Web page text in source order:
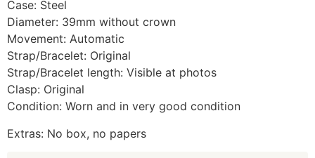
Case: Steel
Diameter: 39mm without crown
Movement: Automatic
Strap/Bracelet: Original
Strap/Bracelet length: Visible at photos
Clasp: Original
Condition: Worn and in very good condition
Extras: No box, no papers